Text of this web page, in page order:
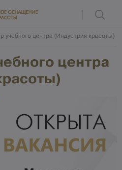
учебного центра (Индустрия красоты)
центра